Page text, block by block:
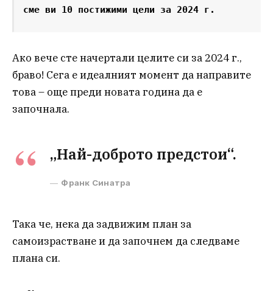
сме ви 10 постижими цели за 2024 г.
Ако вече сте начертали целите си за 2024 г.,
браво! Сега е идеалният момент да направите
това – още преди новата година да е
започнала.
„Най-доброто предстои“.
Франк Синатра
Така че, нека да задвижим план за
самоизрастване и да започнем да следваме
плана си.